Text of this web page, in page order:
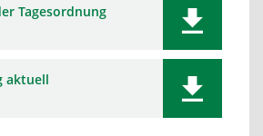
Tagesordnung
aktuell